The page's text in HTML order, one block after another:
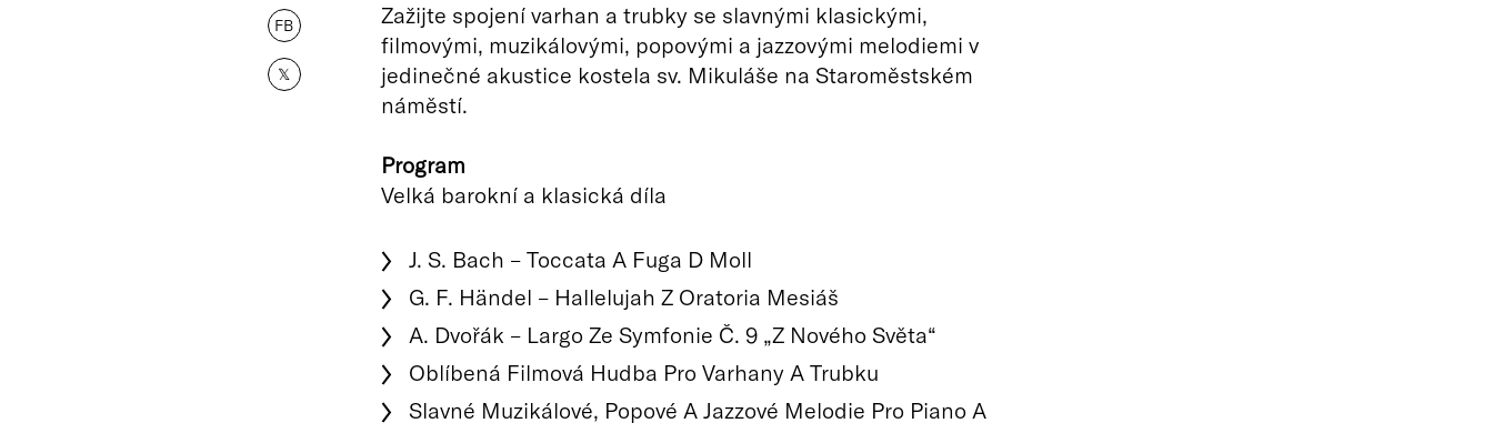
FB
𝕏
Zažijte spojení varhan a trubky se slavnými klasickými,
filmovými, muzikálovými, popovými a jazzovými melodiemi v
jedinečné akustice kostela sv. Mikuláše na Staroměstském
náměstí.
Program
Velká barokní a klasická díla
J. S. Bach – Toccata A Fuga D Moll
G. F. Händel – Hallelujah Z Oratoria Mesiáš
A. Dvořák – Largo Ze Symfonie Č. 9 „Z Nového Světa“
Oblíbená Filmová Hudba Pro Varhany A Trubku
Slavné Muzikálové, Popové A Jazzové Melodie Pro Piano A